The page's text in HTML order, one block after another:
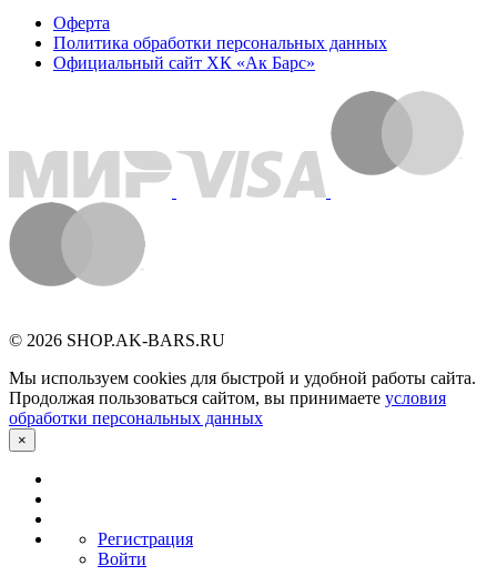
Оферта
Политика обработки персональных данных
Официальный сайт ХК «Ак Барс»
© 2026 SHOP.AK-BARS.RU
Мы используем cookies для быстрой и удобной работы сайта.
Продолжая пользоваться сайтом, вы принимаете условия
обработки персональных данных
×
Регистрация
Войти